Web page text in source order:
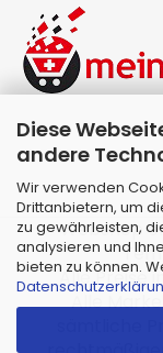
Diese
andere
Wir verwenden
Drittanbietern, um
zu gewährleisten,
analysieren und
bieten zu können.
Webshop
Alle Preise
Alle
sämtliche